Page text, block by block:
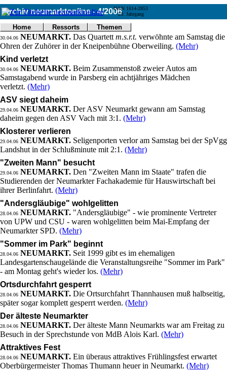
Archiv neumarktonline - 4/2006
Wahre Lust
30.04.06 NEUMARKT. Das Quartett m.s.r.t. verwöhnte am Samstag die
Ohren der Zuhörer in der Kneipenbühne Oberweiling. (Mehr)
Kind verletzt
30.04.06 NEUMARKT. Beim Zusammenstoß zweier Autos am
Samstagabend wurde in Parsberg ein achtjähriges Mädchen
verletzt. (Mehr)
ASV siegt daheim
29.04.06 NEUMARKT. Der ASV Neumarkt gewann am Samstag
daheim gegen den ASV Vach mit 3:1. (Mehr)
Klosterer verlieren
29.04.06 NEUMARKT. Seligenporten verlor am Samstag bei der SpVgg
Landshut in der Schlußminute mit 2:1. (Mehr)
"Zweiten Mann" besucht
29.04.06 NEUMARKT. Den "Zweiten Mann im Staate" trafen die
Studierenden der Neumarkter Fachakademie für Hauswirtschaft bei
ihrer Berlinfahrt. (Mehr)
"Andersgläubige" wohlgelitten
28.04.06 NEUMARKT. "Andersgläubige" - wie prominente Vertreter
von UPW und CSU - waren wohlgelitten beim Mai-Empfang der
Neumarkter SPD. (Mehr)
"Sommer im Park" beginnt
28.04.06 NEUMARKT. Seit 1999 gibt es im ehemaligen
Landesgartenschaugelände die Veranstaltungsreihe "Sommer im Park"
- am Montag geht's wieder los. (Mehr)
Ortsdurchfahrt gesperrt
28.04.06 NEUMARKT. Die Ortsurchfahrt Thannhausen muß halbseitig,
später sogar komplett gesperrt werden. (Mehr)
Der älteste Neumarkter
28.04.06 NEUMARKT. Der älteste Mann Neumarkts war am Freitag zu
Besuch in der Sprechstunde von MdB Alois Karl. (Mehr)
Attraktives Fest
28.04.06 NEUMARKT. Ein überaus attraktives Frühlingsfest erwartet
Oberbürgermeister Thomas Thumann heuer in Neumarkt. (Mehr)
ISSN 1614-2853
23. Jahrgang
Home
Titelseite
Kontakt
Notfall
Impressum
Ressorts
Politik
Kultur
Sport
Polizei
Leser
Themen
Umwelt
Verkehr
Online
Gesundheit
Statistiken
@NM
Leute
Tiere
Eilmeldungen